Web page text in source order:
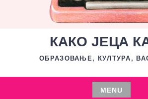
КАКО ЈЕЦА
ОБРАЗОВАЊЕ, КУЛТУРА,
MENU